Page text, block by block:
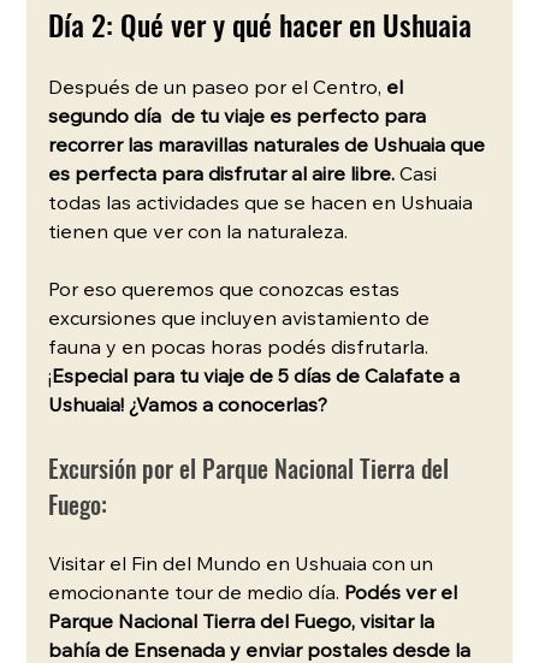
Día 2: Qué ver y qué hacer en Ushuaia
Después de un paseo por el Centro, el
segundo día  de tu viaje es perfecto para
recorrer las maravillas naturales de Ushuaia que
es perfecta para disfrutar al aire libre. Casi
todas las actividades que se hacen en Ushuaia
tienen que ver con la naturaleza.
Por eso queremos que conozcas estas
excursiones que incluyen avistamiento de
fauna y en pocas horas podés disfrutarla.
¡ Especial para tu viaje de 5 días de Calafate a
Ushuaia! ¿Vamos a conocerlas?
Excursión por el Parque Nacional Tierra del
Fuego:
Visitar el Fin del Mundo en Ushuaia con un
emocionante tour de medio día. Podés ver el
Parque Nacional Tierra del Fuego, visitar la
bahía de Ensenada y enviar postales desde la